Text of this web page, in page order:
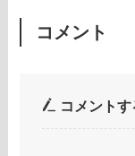
コメント
コメントす